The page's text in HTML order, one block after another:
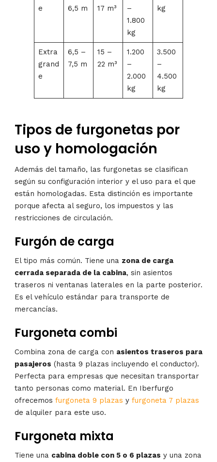
e
6,5 m
17 m³
–
1.800
kg
kg
Extra
grand
e
6,5 –
7,5 m
15 –
22 m³
1.200
–
2.000
kg
3.500
–
4.500
kg
Tipos de furgonetas por
uso y homologación
Además del tamaño, las furgonetas se clasifican
según su configuración interior y el uso para el que
están homologadas. Esta distinción es importante
porque afecta al seguro, los impuestos y las
restricciones de circulación.
Furgón de carga
El tipo más común. Tiene una zona de carga
cerrada separada de la cabina, sin asientos
traseros ni ventanas laterales en la parte posterior.
Es el vehículo estándar para transporte de
mercancías.
Furgoneta combi
Combina zona de carga con asientos traseros para
pasajeros (hasta 9 plazas incluyendo el conductor).
Perfecta para empresas que necesitan transportar
tanto personas como material. En Iberfurgo
ofrecemos furgoneta 9 plazas y furgoneta 7 plazas
de alquiler para este uso.
Furgoneta mixta
Tiene una cabina doble con 5 o 6 plazas y una zona